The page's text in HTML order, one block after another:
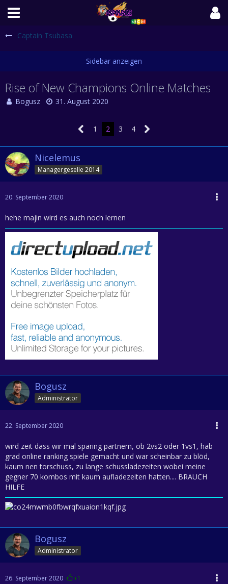
Captain Tsubasa
Rise of New Champions Online Matches
Bogusz 31. August 2020
1 2 3 4
Nicelemus
Managergeselle 2014
20. September 2020
hehe majin wird es auch noch lernen
Bogusz
Administrator
22. September 2020
wird zeit dass wir mal sparing partnern, ob 2vs2 oder 1vs1, hab
grad online ranking spiele gemacht und war scheinbar zu blöd,
kaum nen torschuss, zu lange schussladezeiten wobei meine
gegner 70 kombos mit kaum aufladezeiten hatten.... BRAUCH
HILFE
Bogusz
Administrator
26. September 2020 +1